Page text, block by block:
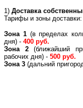
1) Доставка
Тарифы и зоны доставки:
Зона 1(в пределах
дня) - 400 руб.
Зона 2(ближайший
рабочих дня) - 500 руб.
Зона 3 (дальний